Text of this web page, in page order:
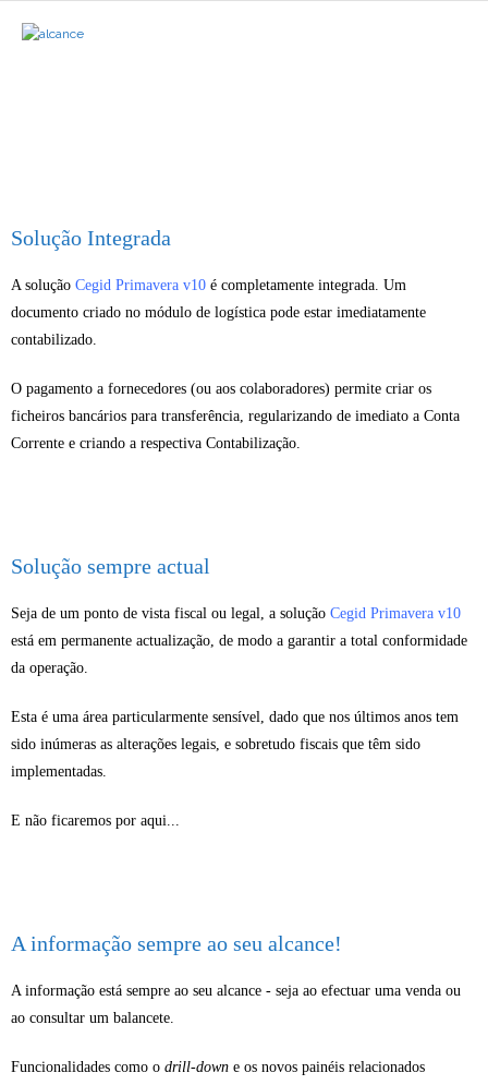
- ALCANCE Importa Artigos
- ALCANCE Imprime Doc
ERP Software
- Cegid Primavera
- Sage
- Contacto
My ALCANCE
Solução Integrada
A solução Cegid Primavera v10 é completamente integrada. Um
documento criado no módulo de logística pode estar imediatamente
contabilizado.
O pagamento a fornecedores (ou aos colaboradores) permite criar os
ficheiros bancários para transferência, regularizando de imediato a Conta
Corrente e criando a respectiva Contabilização.
Solução sempre actual
Seja de um ponto de vista fiscal ou legal, a solução Cegid Primavera v10
está em permanente actualização, de modo a garantir a total conformidade
da operação.
Esta é uma área particularmente sensível, dado que nos últimos anos tem
sido inúmeras as alterações legais, e sobretudo fiscais que têm sido
implementadas.
E não ficaremos por aqui...
A informação sempre ao seu alcance!
A informação está sempre ao seu alcance - seja ao efectuar uma venda ou
ao consultar um balancete.
Funcionalidades como o drill-down e os novos painéis relacionados